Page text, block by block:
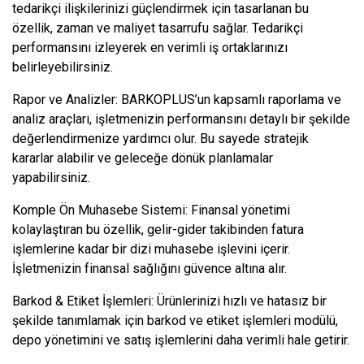
tedarikçi ilişkilerinizi güçlendirmek için tasarlanan bu
özellik, zaman ve maliyet tasarrufu sağlar. Tedarikçi
performansını izleyerek en verimli iş ortaklarınızı
belirleyebilirsiniz.
Rapor ve Analizler: BARKOPLUS’un kapsamlı raporlama ve
analiz araçları, işletmenizin performansını detaylı bir şekilde
değerlendirmenize yardımcı olur. Bu sayede stratejik
kararlar alabilir ve geleceğe dönük planlamalar
yapabilirsiniz.
Komple Ön Muhasebe Sistemi: Finansal yönetimi
kolaylaştıran bu özellik, gelir-gider takibinden fatura
işlemlerine kadar bir dizi muhasebe işlevini içerir.
İşletmenizin finansal sağlığını güvence altına alır.
Barkod & Etiket İşlemleri: Ürünlerinizi hızlı ve hatasız bir
şekilde tanımlamak için barkod ve etiket işlemleri modülü,
depo yönetimini ve satış işlemlerini daha verimli hale getirir.